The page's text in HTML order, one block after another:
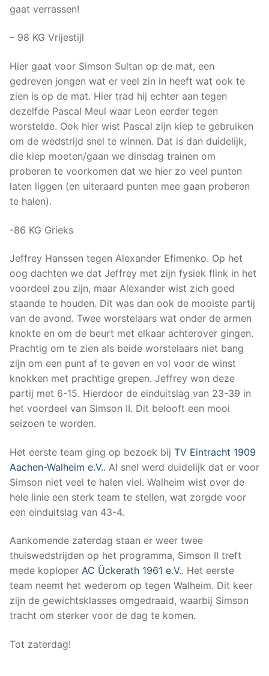
gaat verrassen!
– 98 KG Vrijestijl
Hier gaat voor Simson Sultan op de mat, een
gedreven jongen wat er veel zin in heeft wat ook te
zien is op de mat. Hier trad hij echter aan tegen
dezelfde Pascal Meul waar Leon eerder tegen
worstelde. Ook hier wist Pascal zijn kiep te gebruiken
om de wedstrijd snel te winnen. Dat is dan duidelijk,
die kiep moeten/gaan we dinsdag trainen om
proberen te voorkomen dat we hier zo veel punten
laten liggen (en uiteraard punten mee gaan proberen
te halen).
-86 KG Grieks
Jeffrey Hanssen tegen Alexander Efimenko. Op het
oog dachten we dat Jeffrey met zijn fysiek flink in het
voordeel zou zijn, maar Alexander wist zich goed
staande te houden. Dit was dan ook de mooiste partij
van de avond. Twee worstelaars wat onder de armen
knokte en om de beurt met elkaar achterover gingen.
Prachtig om te zien als beide worstelaars niet bang
zijn om een punt af te geven en vol voor de winst
knokken met prachtige grepen. Jeffrey won deze
partij met 6-15. Hierdoor de einduitslag van 23-39 in
het voordeel van Simson II. Dit belooft een mooi
seizoen te worden.
Het eerste team ging op bezoek bij TV Eintracht 1909
Aachen-Walheim e.V.. Al snel werd duidelijk dat er voor
Simson niet veel te halen viel. Walheim wist over de
hele linie een sterk team te stellen, wat zorgde voor
een einduitslag van 43-4.
Aankomende zaterdag staan er weer twee
thuiswedstrijden op het programma, Simson II treft
mede koploper AC Ückerath 1961 e.V.. Het eerste
team neemt het wederom op tegen Walheim. Dit keer
zijn de gewichtsklasses omgedraaid, waarbij Simson
tracht om sterker voor de dag te komen.
Tot zaterdag!